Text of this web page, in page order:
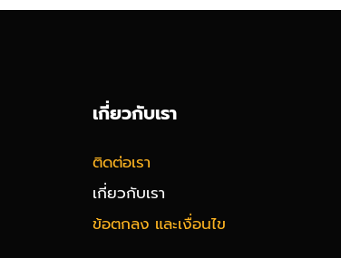
เกี่ยวกับเรา
ติดต่อเรา
เกี่ยวกับเรา
ข้อตกลง และเงื่อนไข